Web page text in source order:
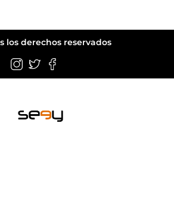
los derechos reservados